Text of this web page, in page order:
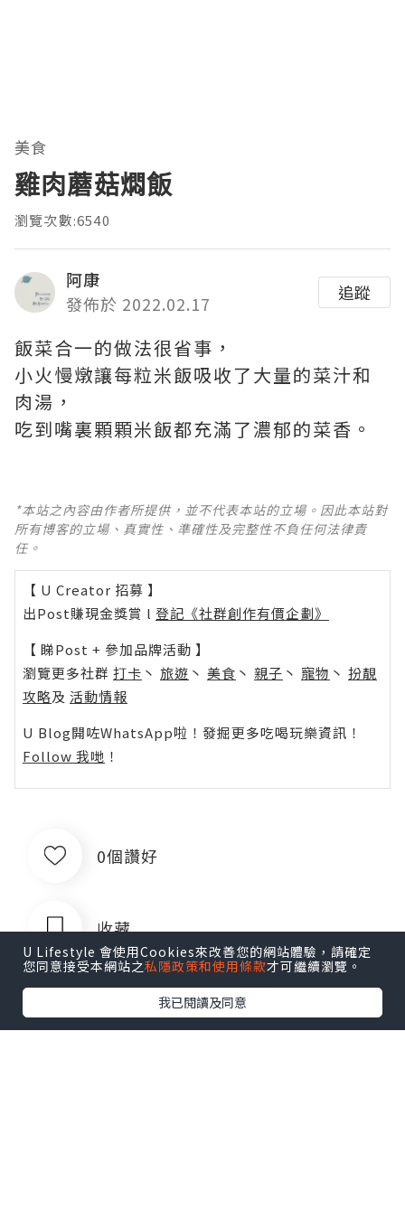
美食
雞肉蘑菇燜飯
瀏覽次數:6540
阿康
發佈於 2022.02.17
追蹤
飯菜合一的做法很省事，
小火慢燉讓每粒米飯吸收了大量的菜汁和
肉湯，
吃到嘴裏顆顆米飯都充滿了濃郁的菜香。 ​​​
*本站之內容由作者所提供，並不代表本站的立場。因此本站對
所有博客的立場、真實性、準確性及完整性不負任何法律責
任。
【 U Creator 招募 】
出Post賺現金獎賞 l 登記《社群創作有價企劃》
【 睇Post + 參加品牌活動 】
瀏覽更多社群 打卡 丶 旅遊 丶 美食 丶 親子 丶 寵物 丶 扮靚
攻略及 活動情報
U Blog開咗WhatsApp啦！發掘更多吃喝玩樂資訊！
Follow 我哋 ！
0個讚好
收藏
U Lifestyle 會使用Cookies來改善您的網站體驗，請確定
您同意接受本網站之私隱政策和使用條款才可繼續瀏覽。
我已閱讀及同意